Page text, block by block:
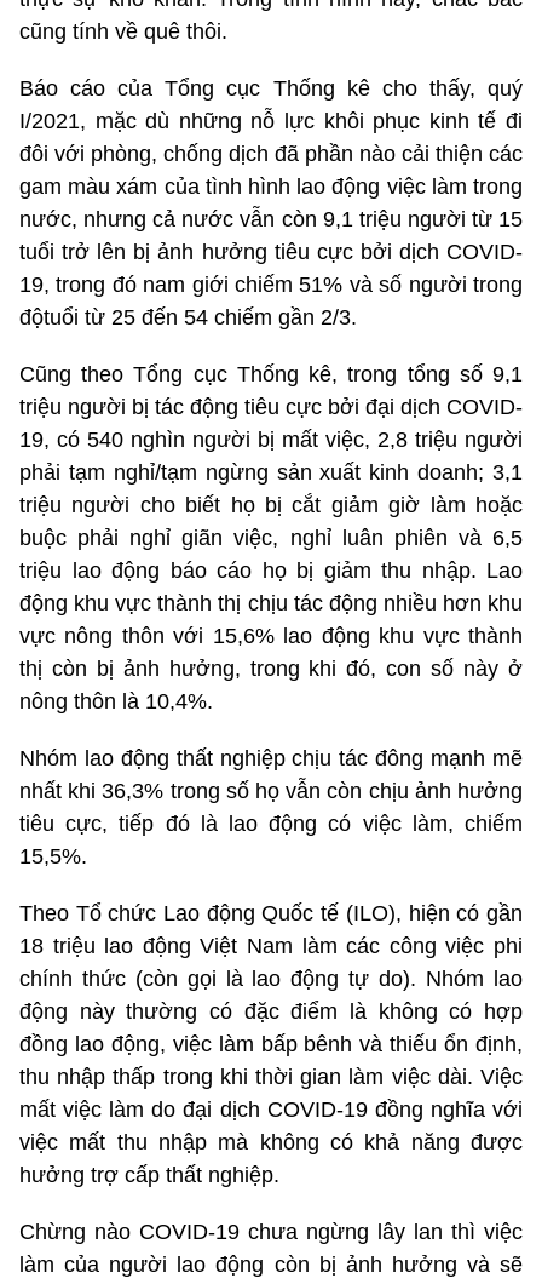
cũng tính về quê thôi.
Báo cáo của Tổng cục Thống kê cho thấy, quý
I/2021, mặc dù những nỗ lực khôi phục kinh tế đi
đôi với phòng, chống dịch đã phần nào cải thiện các
gam màu xám của tình hình lao động việc làm trong
nước, nhưng cả nước vẫn còn 9,1 triệu người từ 15
tuổi trở lên bị ảnh hưởng tiêu cực bởi dịch COVID-
19, trong đó nam giới chiếm 51% và số người trong
độtuổi từ 25 đến 54 chiếm gần 2/3.
Cũng theo Tổng cục Thống kê, trong tổng số 9,1
triệu người bị tác động tiêu cực bởi đại dịch COVID-
19, có 540 nghìn người bị mất việc, 2,8 triệu người
phải tạm nghỉ/tạm ngừng sản xuất kinh doanh; 3,1
triệu người cho biết họ bị cắt giảm giờ làm hoặc
buộc phải nghỉ giãn việc, nghỉ luân phiên và 6,5
triệu lao động báo cáo họ bị giảm thu nhập. Lao
động khu vực thành thị chịu tác động nhiều hơn khu
vực nông thôn với 15,6% lao động khu vực thành
thị còn bị ảnh hưởng, trong khi đó, con số này ở
nông thôn là 10,4%.
Nhóm lao động thất nghiệp chịu tác đông mạnh mẽ
nhất khi 36,3% trong số họ vẫn còn chịu ảnh hưởng
tiêu cực, tiếp đó là lao động có việc làm, chiếm
15,5%.
Theo Tổ chức Lao động Quốc tế (ILO), hiện có gần
18 triệu lao động Việt Nam làm các công việc phi
chính thức (còn gọi là lao động tự do). Nhóm lao
động này thường có đặc điểm là không có hợp
đồng lao động, việc làm bấp bênh và thiếu ổn định,
thu nhập thấp trong khi thời gian làm việc dài. Việc
mất việc làm do đại dịch COVID-19 đồng nghĩa với
việc mất thu nhập mà không có khả năng được
hưởng trợ cấp thất nghiệp.
Chừng nào COVID-19 chưa ngừng lây lan thì việc
làm của người lao động còn bị ảnh hưởng và sẽ